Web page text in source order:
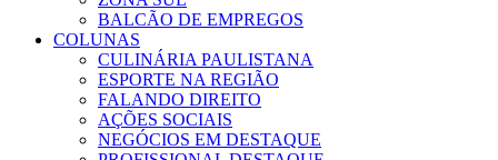
BALCÃO DE EMPREGOS
COLUNAS
CULINÁRIA PAULISTANA
ESPORTE NA REGIÃO
FALANDO DIREITO
AÇÕES SOCIAIS
NEGÓCIOS EM DESTAQUE